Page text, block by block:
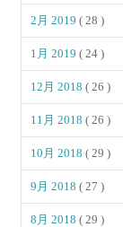
2月 2019( 28 )
1月 2019( 24 )
12月 2018( 26 )
11月 2018( 26 )
10月 2018( 29 )
9月 2018( 27 )
8月 2018( 29 )